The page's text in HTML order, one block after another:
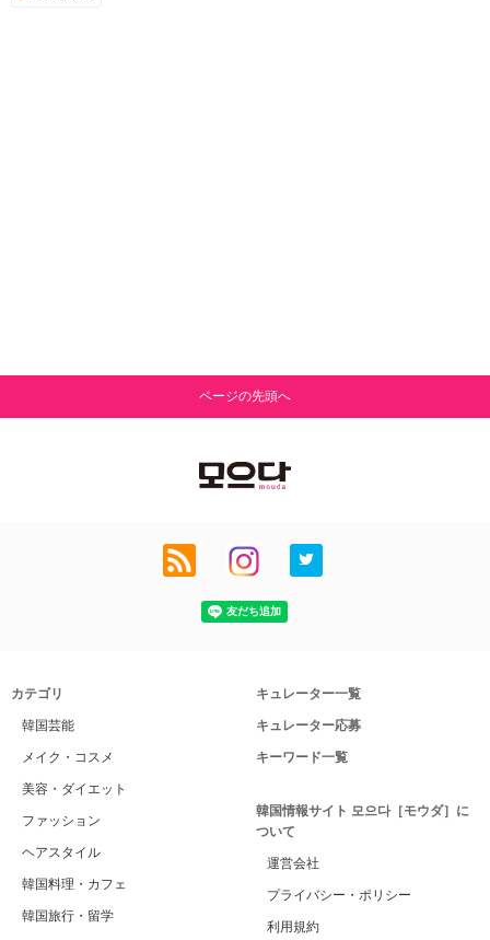
ページの先頭へ
カテゴリ
韓国芸能
メイク・コスメ
美容・ダイエット
ファッション
ヘアスタイル
韓国料理・カフェ
韓国旅行・留学
キュレーター一覧
キュレーター応募
キーワード一覧
韓国情報サイト 모으다［モウダ］に
ついて
運営会社
プライバシー・ポリシー
利用規約